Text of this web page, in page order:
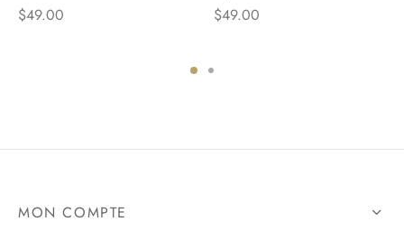
$49.00
$49.00
MON COMPTE